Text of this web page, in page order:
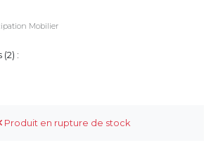
Mobilier
:
Produit en rupture de stock